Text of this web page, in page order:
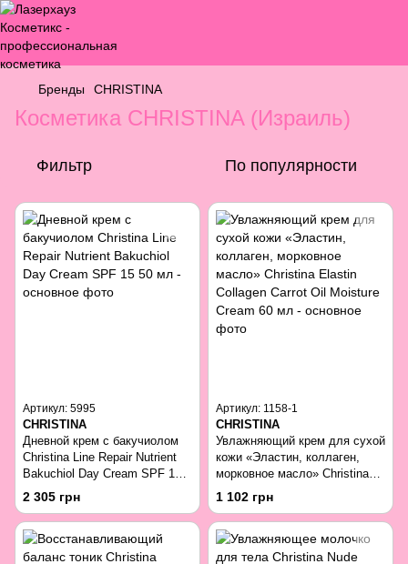
Бренды CHRISTINA
Косметика CHRISTINA (Израиль)
Фильтр По популярности
Артикул: 5995
CHRISTINA
Дневной крем с бакучиолом
Christina Line Repair Nutrient
Bakuchiol Day Cream SPF 15
50 мл
2 305 грн
Артикул: 1158-1
CHRISTINA
Увлажняющий крем для сухой
кожи «Эластин, коллаген,
морковное масло» Christina
Elastin Collagen Carrot Oil
Moisture Cream 60 мл
1 102 грн